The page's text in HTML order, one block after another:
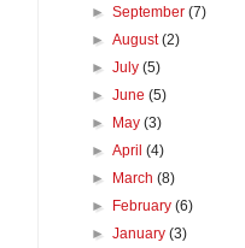
►September(7)
►August(2)
►July(5)
►June(5)
►
May(3)
►April(4)
►
March(8)
►
February(6)
►January(3)